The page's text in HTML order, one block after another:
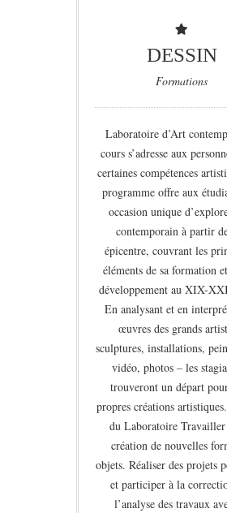
DESSIN
Formations
Laboratoire d’Art
cours s’adresse aux
certaines compétences
programme offre aux
occasion unique
contemporain à partir
épicentre, couvrant les
éléments de sa formation
développement au XIX-
En analysant et en
œuvres des grands
sculptures, installations,
vidéo, photos – les
trouveront un départ
propres créations
du Laboratoire
création de nouvelles
objets. Réaliser des projets
et participer à la
l’analyse des travaux